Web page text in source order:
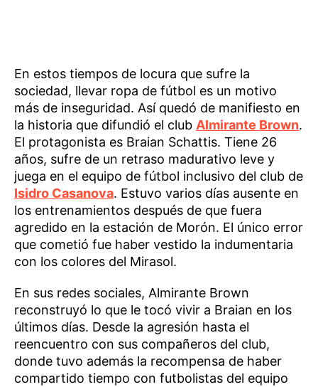
En estos tiempos de locura que sufre la
sociedad, llevar ropa de fútbol es un motivo
más de inseguridad. Así quedó de manifiesto en
la historia que difundió el club Almirante Brown.
El protagonista es Braian Schattis. Tiene 26
años, sufre de un retraso madurativo leve y
juega en el equipo de fútbol inclusivo del club de
Isidro Casanova. Estuvo varios días ausente en
los entrenamientos después de que fuera
agredido en la estación de Morón. El único error
que cometió fue haber vestido la indumentaria
con los colores del Mirasol.
En sus redes sociales, Almirante Brown
reconstruyó lo que le tocó vivir a Braian en los
últimos días. Desde la agresión hasta el
reencuentro con sus compañeros del club,
donde tuvo además la recompensa de haber
compartido tiempo con futbolistas del equipo